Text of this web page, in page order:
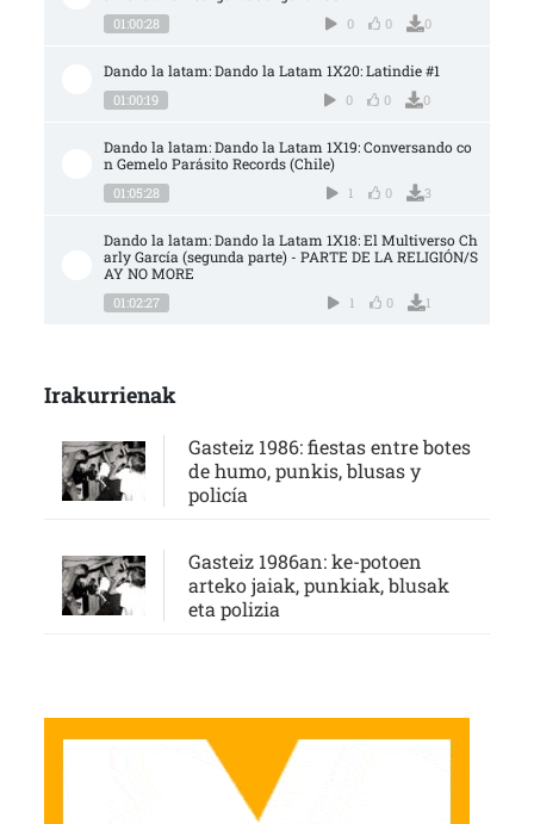
01:00:28 0 0 0
Dando la latam: Dando la Latam 1X20: Latindie #1
01:00:19 0 0 0
Dando la latam: Dando la Latam 1X19: Conversando co
n Gemelo Parásito Records (Chile)
01:05:28 1 0 3
Dando la latam: Dando la Latam 1X18: El Multiverso Ch
arly García (segunda parte) - PARTE DE LA RELIGIÓN/S
AY NO MORE
01:02:27 1 0 1
Irakurrienak
Gasteiz 1986: fiestas entre botes
de humo, punkis, blusas y
policía
Gasteiz 1986an: ke-potoen
arteko jaiak, punkiak, blusak
eta polizia